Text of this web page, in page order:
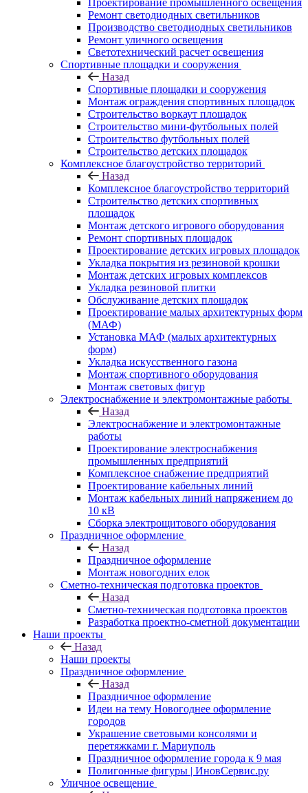
Проектирование промышленного освещения
Ремонт светодиодных светильников
Производство светодиодных светильников
Ремонт уличного освещения
Светотехнический расчет освещения
Спортивные площадки и сооружения
Назад
Спортивные площадки и сооружения
Монтаж ограждения спортивных площадок
Строительство воркаут площадок
Строительство мини-футбольных полей
Строительство футбольных полей
Строительство детских площадок
Комплексное благоустройство территорий
Назад
Комплексное благоустройство территорий
Строительство детских спортивных
площадок
Монтаж детского игрового оборудования
Ремонт спортивных площадок
Проектирование детских игровых площадок
Укладка покрытия из резиновой крошки
Монтаж детских игровых комплексов
Укладка резиновой плитки
Обслуживание детских площадок
Проектирование малых архитектурных форм
(МАФ)
Установка МАФ (малых архитектурных
форм)
Укладка искусственного газона
Монтаж спортивного оборудования
Монтаж световых фигур
Электроснабжение и электромонтажные работы
Назад
Электроснабжение и электромонтажные
работы
Проектирование электроснабжения
промышленных предприятий
Комплексное снабжение предприятий
Проектирование кабельных линий
Монтаж кабельных линий напряжением до
10 кВ
Сборка электрощитового оборудования
Праздничное оформление
Назад
Праздничное оформление
Монтаж новогодних елок
Сметно-техническая подготовка проектов
Назад
Сметно-техническая подготовка проектов
Разработка проектно-сметной документации
Наши проекты
Назад
Наши проекты
Праздничное оформление
Назад
Праздничное оформление
Идеи на тему Новогоднее оформление
городов
Украшение световыми консолями и
перетяжками г. Мариуполь
Праздничное оформление города к 9 мая
Полигонные фигуры | ИновСервис.ру
Уличное освещение